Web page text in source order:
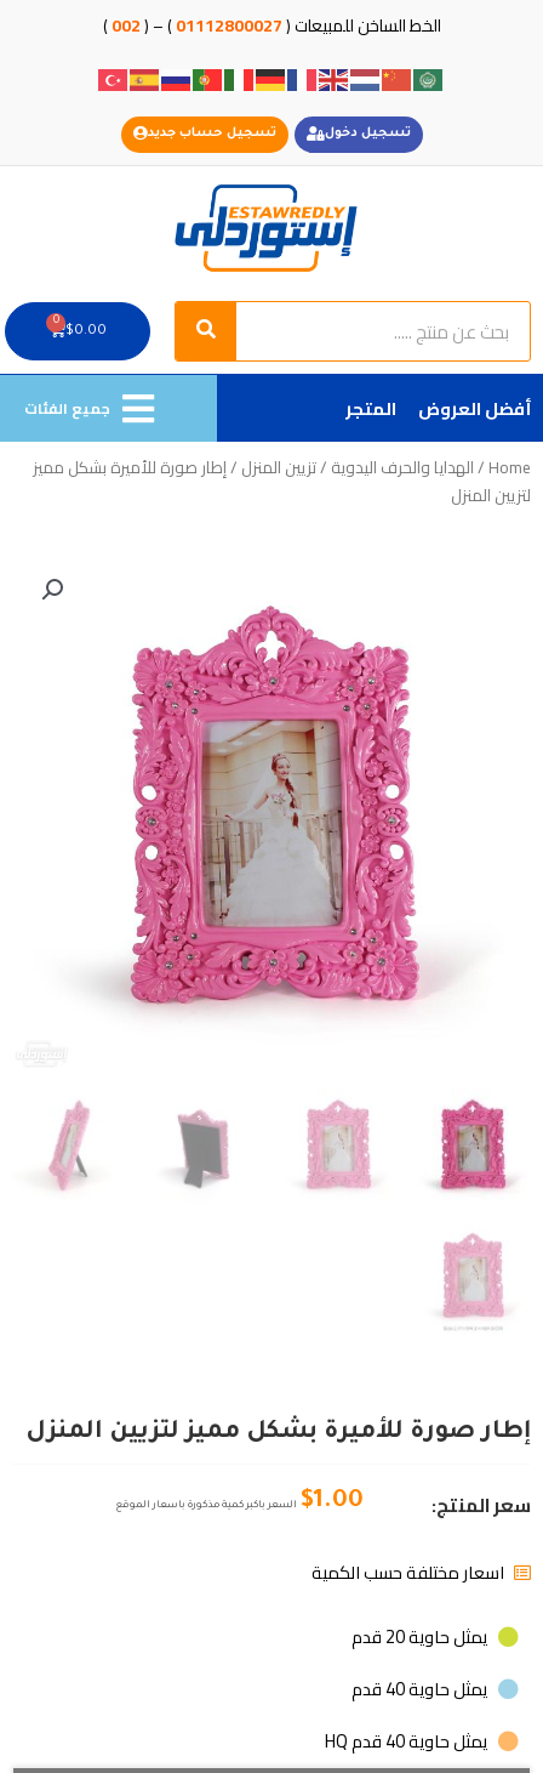
الخط الساخن للمبيعات (01112800027
) – (
002
)
تسجيل دخول تسجيل حساب جديد
Search
Search
$0.00
0
Cart
أفضل العروض المتجر جميع الفئات
Home
/الهدايا والحرف اليدوية /تزيين المنزل / إطار صورة للأميرة بشكل مميز
لتزيين المنزل
إطار صورة للأميرة بشكل مميز لتزيين المنزل
سعر المنتج: $1.00 السعر باكبر كمية مذكورة باسعار الموقع
اسعار مختلفة حسب الكمية
يمثل حاوية 20 قدم
يمثل حاوية 40 قدم
يمثل حاوية 40 قدم HQ